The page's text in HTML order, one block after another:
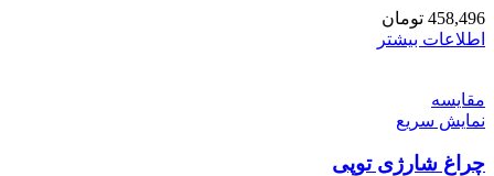
458,496 تومان
اطلاعات بیشتر
مقايسه
نمایش سریع
چراغ شارژی توپی